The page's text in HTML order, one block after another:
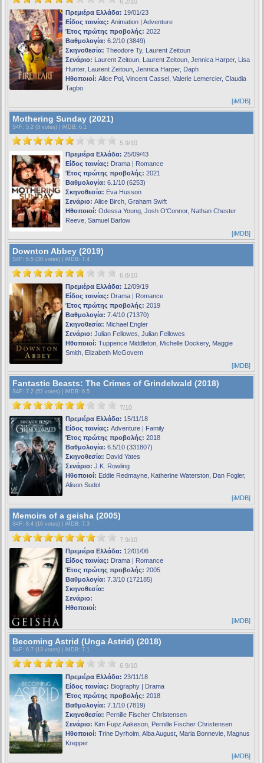
6.2/10
Πρεμιέρα Ελλάδα: 19/01/23
Είδος ταινίας: Animation | Adventure
Έτος πρώτης προβολής: 2022
Βαθμολογία: 6.2/10 (3849)
Σκηνοθεσία: Theodore Ty, Laurent Zeitoun
Σενάριο: Laurent Zeitoun, Laurent Zeitoun, Jennica Harper, Lisa
Hunter, Laurent Zeitoun, Jennica Harper, Daph
Ηθοποιοί: Alice Pol, Vincent Cassel, Valerie Lemercier, Claudia
Tagbo
[iMDB]
Mothering Sunday (2021)
S4F : 5.2 (3 votes) | iMDB: 6.1
5.9/10
Πρεμιέρα Ελλάδα: 25/09/43
Είδος ταινίας: Drama | Romance
Έτος πρώτης προβολής: 2021
Βαθμολογία: 6.1/10 (6253)
Σκηνοθεσία: Eva Husson
Σενάριο: Alice Birch, Graham Swift
Ηθοποιοί: Odessa Young, Josh O'Connor, Nathan Chester
Reeve, Samuel Barlow
[iMDB]
Downton Abbey (2019)
S4F : 6.5 (30 votes) | iMDB: 7.4
6.8/10
Πρεμιέρα Ελλάδα: 12/09/19
Είδος ταινίας: Drama | Romance
Έτος πρώτης προβολής: 2019
Βαθμολογία: 7.4/10 (71370)
Σκηνοθεσία: Michael Engler
Σενάριο: Julian Fellowes, Julian Fellowes
Ηθοποιοί: Tuppence Middleton, Michelle Dockery, Maggie
Smith, Elizabeth McGovern
[iMDB]
Fantastic Beasts: The Crimes of Grindelwald (2018)
S4F : 7.2 (52 votes) | iMDB: 6.5
7/10
Πρεμιέρα Ελλάδα: 15/11/18
Είδος ταινίας: Adventure | Family
Έτος πρώτης προβολής: 2018
Βαθμολογία: 6.5/10 (331807)
Σκηνοθεσία: David Yates
Σενάριο: J.K. Rowling
Ηθοποιοί: Eddie Redmayne, Katherine Waterston, Dan Fogler,
Alison Sudol
[iMDB]
Memoirs of a geisha (2005)
S4F : 8.4 (16 votes) | iMDB: 7.3
7.9/10
Πρεμιέρα Ελλάδα: 12/01/06
Είδος ταινίας: Drama | Romance
Έτος πρώτης προβολής: 2005
Βαθμολογία: 7.3/10 (172185)
Σκηνοθεσία:
Σενάριο:
Ηθοποιοί:
[iMDB]
Becoming Astrid (Unga Astrid) (2018)
S4F : 6.7 (13 votes) | iMDB: 7.1
6.9/10
Πρεμιέρα Ελλάδα: 23/11/18
Είδος ταινίας: Biography | Drama
Έτος πρώτης προβολής: 2018
Βαθμολογία: 7.1/10 (7819)
Σκηνοθεσία: Pernille Fischer Christensen
Σενάριο: Kim Fupz Aakeson, Pernille Fischer Christensen
Ηθοποιοί: Trine Dyrholm, Alba August, Maria Bonnevie, Magnus
Krepper
[iMDB]